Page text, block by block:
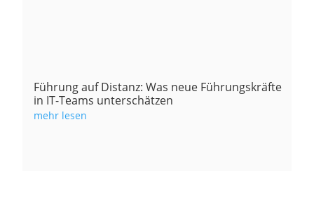
Führung auf Distanz: Was neue Führungskräfte
in IT-Teams unterschätzen
mehr lesen